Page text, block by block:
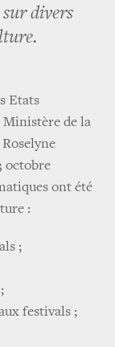
divers
Etats
Ministère de la
octobre
ont été
:
;
festivals ;